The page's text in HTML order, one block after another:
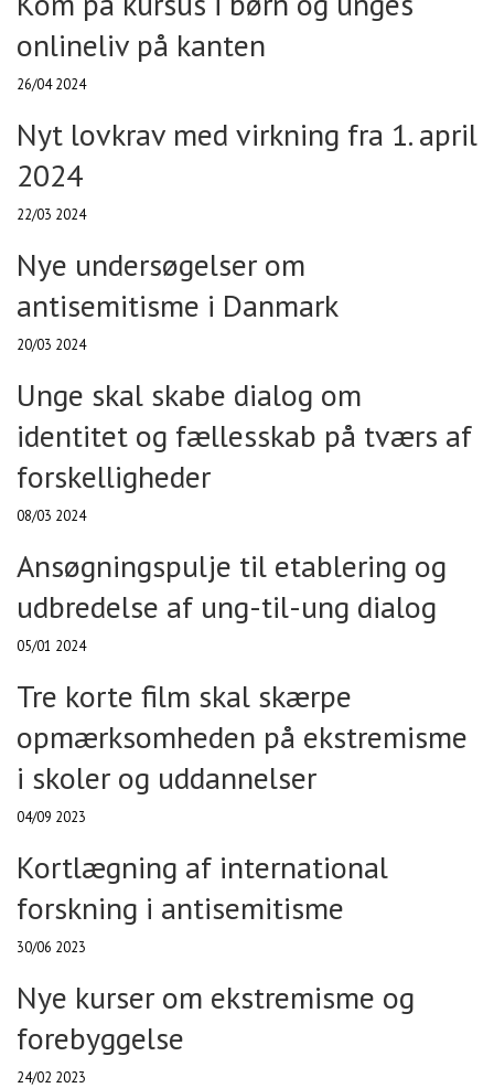
onlineliv på kanten
26/04 2024
Nyt lovkrav med virkning fra 1. april
2024
22/03 2024
Nye undersøgelser om
antisemitisme i Danmark
20/03 2024
Unge skal skabe dialog om
identitet og fællesskab på tværs af
forskelligheder
08/03 2024
Ansøgningspulje til etablering og
udbredelse af ung-til-ung dialog
05/01 2024
Tre korte film skal skærpe
opmærksomheden på ekstremisme
i skoler og uddannelser
04/09 2023
Kortlægning af international
forskning i antisemitisme
30/06 2023
Nye kurser om ekstremisme og
forebyggelse
24/02 2023